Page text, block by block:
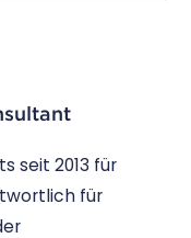
seit 2013 für
für